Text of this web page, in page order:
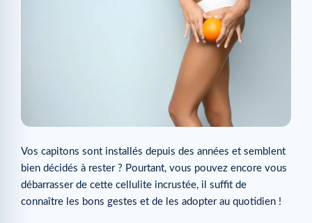
Vos capitons sont installés depuis des années et semblent
bien décidés à rester ? Pourtant, vous pouvez encore vous
débarrasser de cette cellulite incrustée, il suffit de
connaître les bons gestes et de les adopter au quotidien !